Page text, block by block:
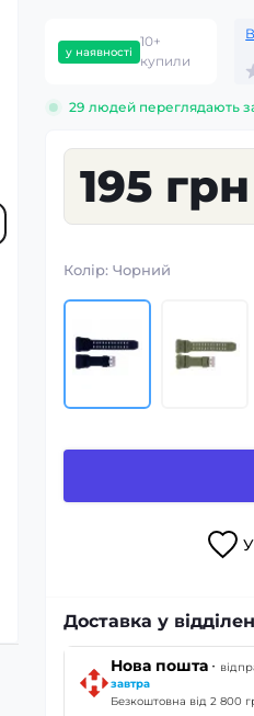
у наявності
10+
купили
29 людей переглядають
195 грн
Колір: Чорний
У
Доставка у
Нова пошта ·
завтра
Безкоштовна від 2 800